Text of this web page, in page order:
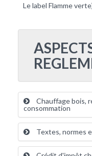
Le label Flamme
Chauffage bois,
consommation
Textes, normes